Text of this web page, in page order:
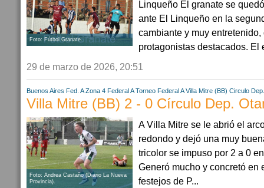
Foto: Fútbol Granate.
Linqueño El granate se
ante El Linqueño en la
cambiante y muy
protagonistas destacados. El
29 de marzo de 2026, 20:51
Buenos Aires Fed. A Zona 4 Federal A Torneo Federal A Villa Mitre (BB) Circulo
Villa Mitre (BB) 2 - 0 Círculo Dep.
Foto: Andrea Castaño (Diario La Nueva
Provincia).
A Villa Mitre se le abrió el
redondo y dejó una muy
tricolor se impuso por 2 a 0
Generó mucho y concretó en
festejos de P...